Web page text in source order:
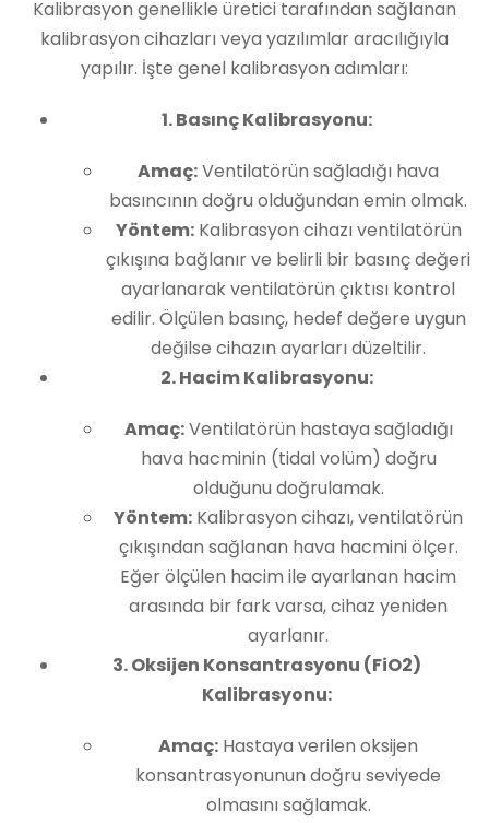
Kalibrasyon genellikle üretici tarafından sağlanan
kalibrasyon cihazları veya yazılımlar aracılığıyla
yapılır. İşte genel kalibrasyon adımları:
1. Basınç Kalibrasyonu:
Amaç:Ventilatörün sağladığı hava
basıncının doğru olduğundan emin olmak.
Yöntem:Kalibrasyon cihazı ventilatörün
çıkışına bağlanır ve belirli bir basınç değeri
ayarlanarak ventilatörün çıktısı kontrol
edilir. Ölçülen basınç, hedef değere uygun
değilse cihazın ayarları düzeltilir.
2. Hacim Kalibrasyonu:
Amaç:Ventilatörün hastaya sağladığı
hava hacminin (tidal volüm) doğru
olduğunu doğrulamak.
Yöntem: Kalibrasyon cihazı, ventilatörün
çıkışından sağlanan hava hacmini ölçer.
Eğer ölçülen hacim ile ayarlanan hacim
arasında bir fark varsa, cihaz yeniden
ayarlanır.
3. Oksijen Konsantrasyonu (FiO2)
Kalibrasyonu:
Amaç: Hastaya verilen oksijen
konsantrasyonunun doğru seviyede
olmasını sağlamak.